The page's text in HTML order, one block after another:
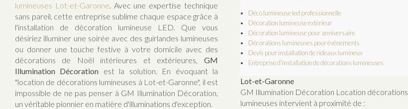
lumineuses Lot-et-Garonne. Avec une expertise technique
sans pareil, cette entreprise sublime chaque espace grâce à
l'installation de décoration lumineuse LED. Que vous
désiriez illuminer une soirée avec des guirlandes lumineuses
ou donner une touche festive à votre domicile avec des
décorations de Noël intérieures et extérieures, GM
Illumination Décoration est la solution. En évoquant la
"location de décorations lumineuses à Lot-et-Garonne", il est
impossible de ne pas penser à GM Illumination Décoration,
un véritable pionnier en matière d'illuminations d'exception.
Déco lumineuse led professionnelle
Décoration lumineuse extérieur
Décoration lumineuse pour anniversaire
Décorations lumineuses pour évènements
Devis pour installation de rideaux lumineux
Entreprise d'installation de décorations lumineuses
Lot-et-Garonne
GM Illumination Décoration Location décorations
lumineuses intervient à proximité de :